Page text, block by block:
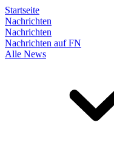
Startseite
Nachrichten
Nachrichten
Nachrichten auf FN
Alle News